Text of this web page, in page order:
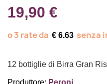
19,90 €
€ 6.63
12 bottiglie di Birra Gran
Produttore: Peroni